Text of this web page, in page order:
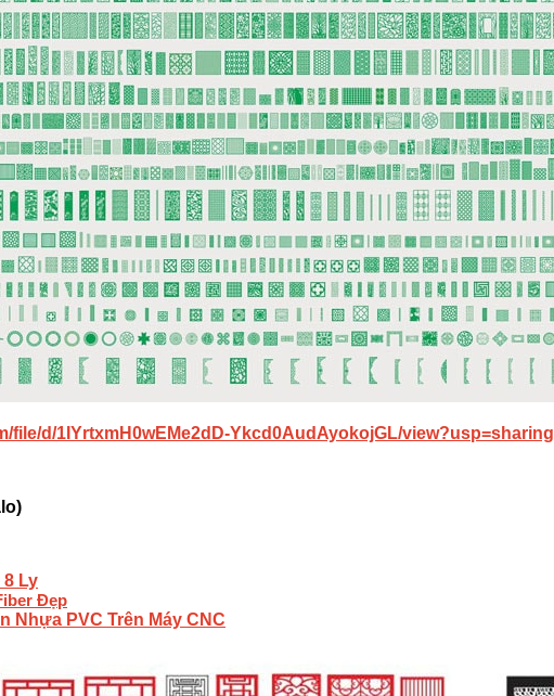
file/d/1IYrtxmH0wEMe2dD-Ykcd0AudAyokojGL/view?usp=sharing
8 Ly
Đẹp
Nhựa PVC Trên Máy CNC